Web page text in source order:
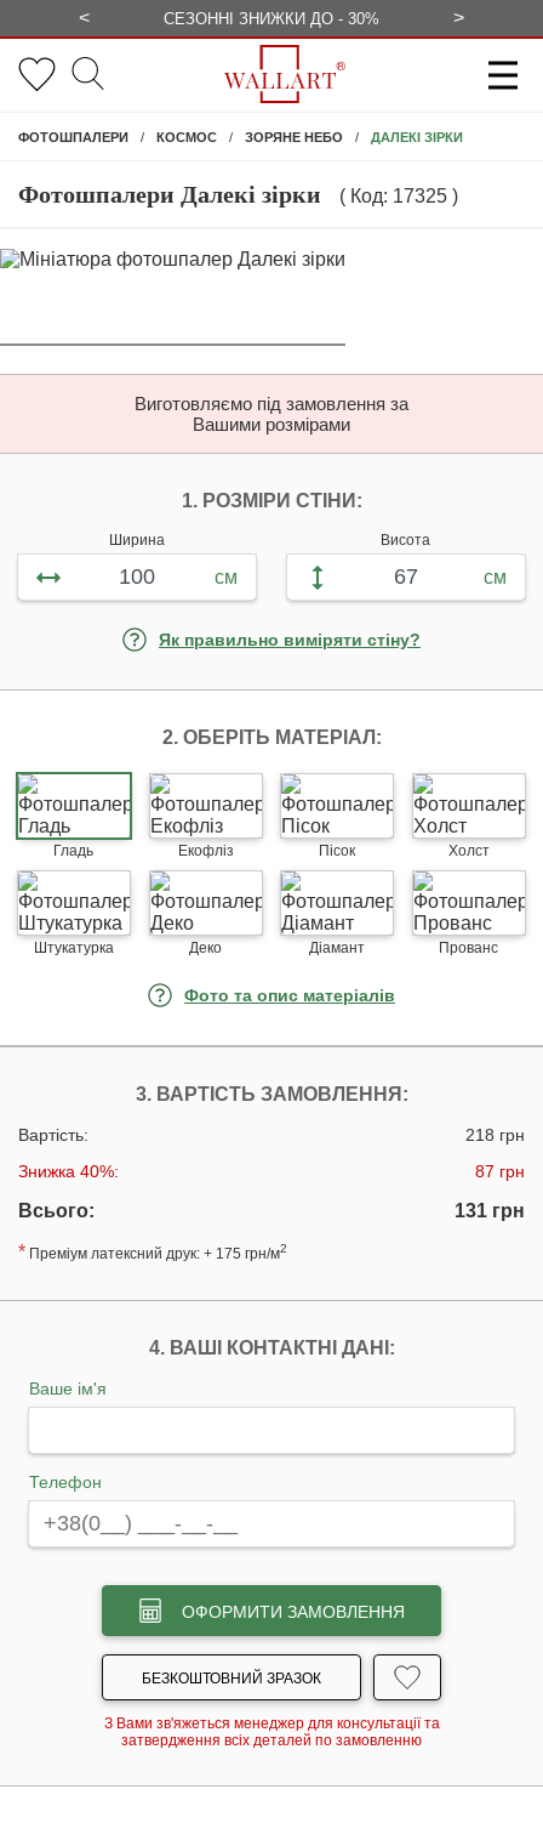
< СЕЗОННІ ЗНИЖКИ ДО - 30% >
ФОТОШПАЛЕРИ КОСМОС ЗОРЯНЕ НЕБО ДАЛЕКІ ЗІРКИ
Фотошпалери Далекі зірки ( Код: 17325 )
Виготовляємо під замовлення за
Вашими розмірами
1. РОЗМІРИ СТІНИ:
Ширина
см
Висота
см
Як правильно виміряти стіну?
2. ОБЕРІТЬ МАТЕРІАЛ:
Гладь Екофліз Пісок Холст
Штукатурка Деко Діамант Прованс
Фото та опис матеріалів
3. ВАРТІСТЬ ЗАМОВЛЕННЯ:
Вартість:
218 грн
Знижка 40%:
87 грн
Всього:
131 грн
* Преміум латексний друк: + 175 грн/м2
4. ВАШІ КОНТАКТНІ ДАНІ:
Ваше ім'я
Телефон
ОФОРМИТИ ЗАМОВЛЕННЯ
БЕЗКОШТОВНИЙ ЗРАЗОК
З Вами зв'яжеться менеджер для консультації та
затвердження всіх деталей по замовленню